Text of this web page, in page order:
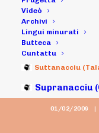
Videò
Archivi
Lingui minurati
Butteca
Cuntattu
Suttanacciu
Supranacciu
nu 4
Juifs,
01/02/2009 |